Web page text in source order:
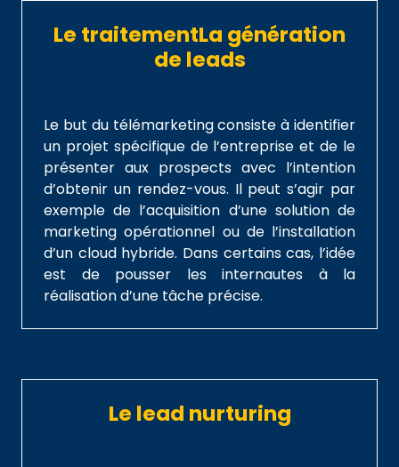
Le traitementLa génération
de leads
Le but du télémarketing consiste à identifier
un projet spécifique de l’entreprise et de le
présenter aux prospects avec l’intention
d’obtenir un rendez-vous. Il peut s’agir par
exemple de l’acquisition d’une solution de
marketing opérationnel ou de l’installation
d’un cloud hybride. Dans certains cas, l’idée
est de pousser les internautes à la
réalisation d’une tâche précise.
Le lead nurturing